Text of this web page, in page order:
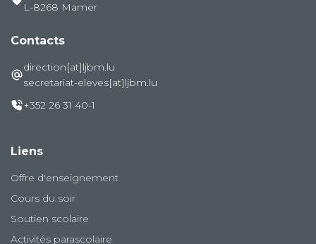
L-8268 Mamer
Contacts
direction[at]ljbm.lu
secretariat-eleves[at]ljbm.lu
+352 26 31 40-1
Liens
Offre d'enseignement
Cours du soir
Soutien scolaire
Activités parascolaire